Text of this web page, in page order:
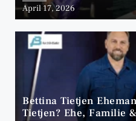
April 17, 2026
Bettina Tietjen
Tietjen? Ehe, Familie